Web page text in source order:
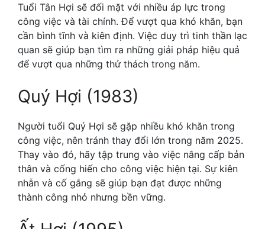
Tuổi Tân Hợi sẽ đối mặt với nhiều áp lực trong
công việc và tài chính. Để vượt qua khó khăn, bạn
cần bình tĩnh và kiên định. Việc duy trì tinh thần lạc
quan sẽ giúp bạn tìm ra những giải pháp hiệu quả
để vượt qua những thử thách trong năm.
Quý Hợi (1983)
Người tuổi Quý Hợi sẽ gặp nhiều khó khăn trong
công việc, nên tránh thay đổi lớn trong năm 2025.
Thay vào đó, hãy tập trung vào việc nâng cấp bản
thân và cống hiến cho công việc hiện tại. Sự kiên
nhẫn và cố gắng sẽ giúp bạn đạt được những
thành công nhỏ nhưng bền vững.